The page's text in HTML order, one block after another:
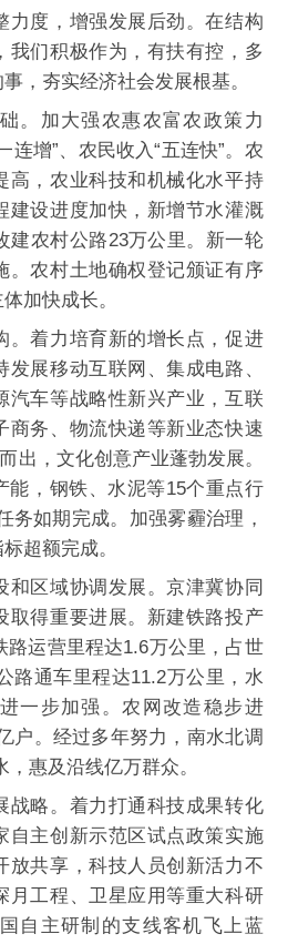
度，增强发展后劲。在结构
我们积极作为，有扶有控，多
，夯实经济社会发展根基。
加大强农惠农富农政策力
连增”、农民收入“五连快”。农
高，农业科技和机械化水平持
建设进度加快，新增节水灌溉
建农村公路23万公里。新一轮
。农村土地确权登记颁证有序
加快成长。
着力培育新的增长点，促进
展移动互联网、集成电路、
汽车等战略性新兴产业，互联
商务、物流快递等新业态快速
出，文化创意产业蓬勃发展。
能，钢铁、水泥等15个重点行
务如期完成。加强雾霾治理，
超额完成。
区域协调发展。京津冀协同
取得重要进展。新建铁路投产
路运营里程达1.6万公里，占世
路通车里程达11.2万公里，水
一步加强。农网改造稳步进
户。经过多年努力，南水北调
惠及沿线亿万群众。
略。着力打通科技成果转化
自主创新示范区试点政策实施
放共享，科技人员创新活力不
月工程、卫星应用等重大科研
自主研制的支线客机飞上蓝